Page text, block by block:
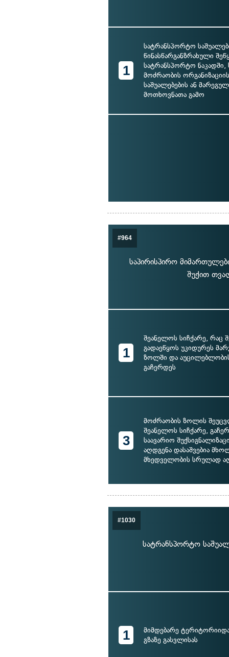
1
სატრანსპორტო
წინასწარგანზრახული
სატრანსპორტო ნაკადში,
მოძრაობის
საშუალებების ან
მოთხოვნათა გამო
#964
საპირისპირო
შუქით
1
შეანელოს სიჩქარე, რაც
გადაეწყოს უკიდურეს
ზოლში და აუცილებლობის
გაჩერდეს
3
მოძრაობის ზოლის
შეანელოს სიჩქარე,
საავარიო
აღდგენა დასაშვებია
მხედველობის სრულად
#1030
სატრანსპორტო
1
მიმდებარე
გზაზე გასვლისას